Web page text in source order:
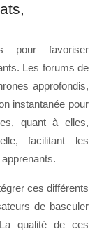
pour favoriser
Les forums de
approfondis,
instantanée pour
quant à elles,
facilitant les
ces différents
de basculer
qualité de ces